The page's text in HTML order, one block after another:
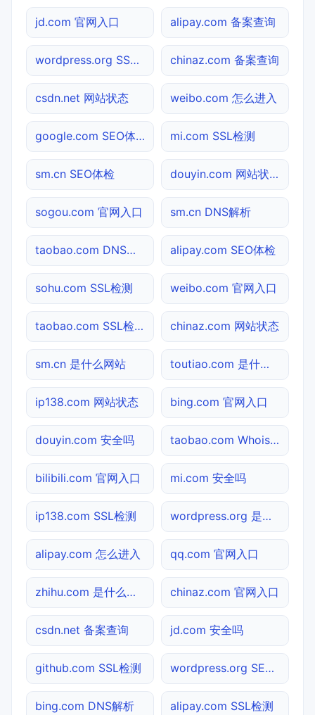
jd.com 官网入口 alipay.com 备案查询
wordpress.org SSL检测 chinaz.com 备案查询
csdn.net 网站状态 weibo.com 怎么进入
google.com SEO体检 mi.com SSL检测
sm.cn SEO体检 douyin.com 网站状态
sogou.com 官网入口 sm.cn DNS解析
taobao.com DNS解析 alipay.com SEO体检
sohu.com SSL检测 weibo.com 官网入口
taobao.com SSL检测 chinaz.com 网站状态
sm.cn 是什么网站 toutiao.com 是什么网站
ip138.com 网站状态 bing.com 官网入口
douyin.com 安全吗 taobao.com Whois查询
bilibili.com 官网入口 mi.com 安全吗
ip138.com SSL检测 wordpress.org 是什么网站
alipay.com 怎么进入 qq.com 官网入口
zhihu.com 是什么网站 chinaz.com 官网入口
csdn.net 备案查询 jd.com 安全吗
github.com SSL检测 wordpress.org SEO体检
bing.com DNS解析 alipay.com SSL检测